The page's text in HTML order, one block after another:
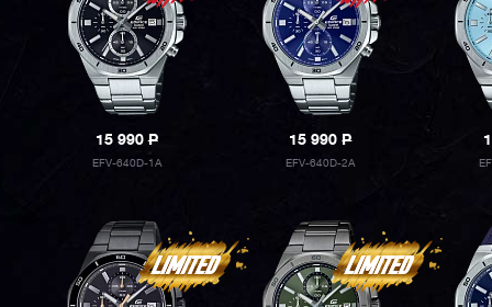
15 990P
EFV-640D-1A
15 990P
EFV-640D-2A